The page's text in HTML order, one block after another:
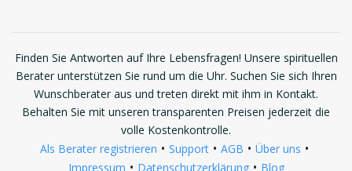
Finden Sie Antworten auf Ihre Lebensfragen! Unsere spirituellen
Berater unterstützen Sie rund um die Uhr. Suchen Sie sich Ihren
Wunschberater aus und treten direkt mit ihm in Kontakt.
Behalten Sie mit unseren transparenten Preisen jederzeit die
volle Kostenkontrolle.
Als Berater registrieren • Support • AGB • Über uns •
Impressum • Datenschutzerklärung • Blog